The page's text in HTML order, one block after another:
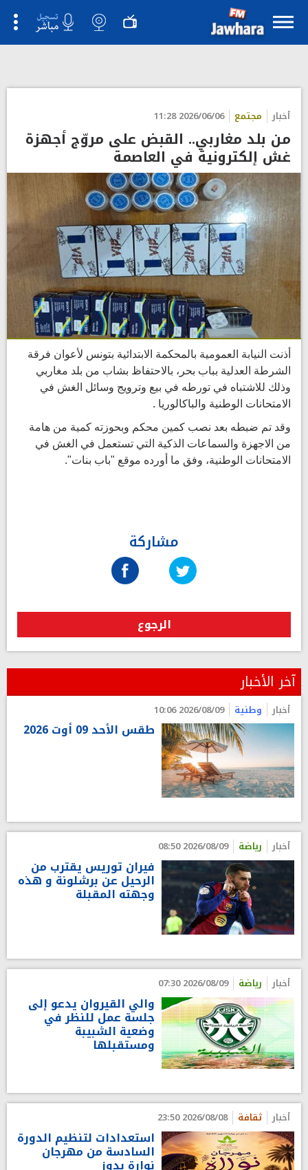
أخبار مجتمع 2026/06/06 11:28
من بلد مغاربي.. القبض على مروّج أجهزة
غش إلكترونية في العاصمة
أذنت النيابة العمومية بالمحكمة الابتدائية بتونس لأعوان فرقة
الشرطة العدلية بباب بحر، بالاحتفاظ بشاب من بلد مغاربي
وذلك للاشتباه في تورطه في بيع وترويج وسائل الغش في
الامتحانات الوطنية والباكالوريا .
وقد تم ضبطه بعد نصب كمين محكم وبحوزته كمية من هامة
من الاجهزة والسماعات الذكية التي تستعمل في الغش في
الامتحانات الوطنية، وفق ما أورده موقع "باب بنات".
مشاركة
الرجوع
آخر الأخبار
أخبار وطنية 2026/08/09 10:06
طقس الأحد 09 أوت 2026
أخبار رياضة 2026/08/09 08:50
فيران توريس يقترب من
الرحيل عن برشلونة و هذه
وجهته المقبلة
أخبار رياضة 2026/08/09 07:30
والي القيروان يدعو إلى
جلسة عمل للنظر في
وضعية الشبيبة
ومستقبلها
أخبار ثقافة 2026/08/08 23:50
استعدادات لتنظيم الدورة
السادسة من مهرجان
نوارة بدوز